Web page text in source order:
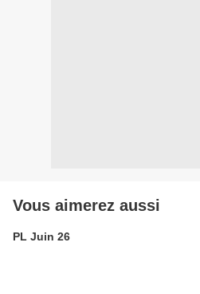
Vous aimerez aussi
PL Juin 26